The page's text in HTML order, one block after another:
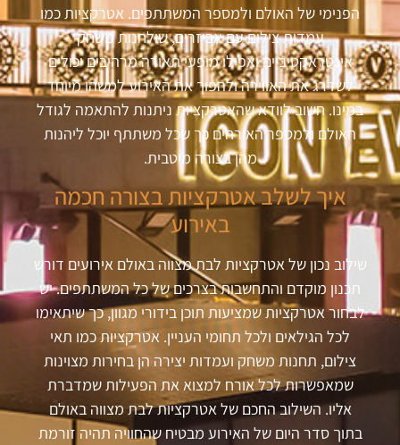
הפנימי של האולם ולמספר המשתתפים. אטרקציות כמו
עמדות צילום עם אביזרים, שולחנות משחק
אינטראקטיביים ואפילו מופעי תאורה מרהיבים יכולים
לשדרג את האווירה ולהפוך את האירוע למשהו מיוחד
במינו. חשוב לוודא שהאטרקציות ניתנות להתאמה לגודל
האולם ולמספר האורחים כך שכל משתתף יוכל ליהנות
מהן בצורה מיטבית.
איך לשלב אטרקציות בצורה חכמה
באירוע
שילוב נכון של אטרקציות לבת מצווה באולם אירועים דורש
תכנון מוקדם והתחשבות בצרכים של כל המשתתפים. יש
לבחור אטרקציות שמציעות תוכן בידורי מגוון, כך שיתאימו
לכל הגילאים ולכל תחומי העניין. אטרקציות כמו תאי
צילום, תחנות משחק ועמדות יצירה הן בחירות מצוינות
שמאפשרות לכל אורח למצוא את הפעילות שמדברת
אליו. השילוב החכם של אטרקציות לבת מצווה באולם
בתוך סדר היום של האירוע מבטיח שהחוויה תהיה זורמת